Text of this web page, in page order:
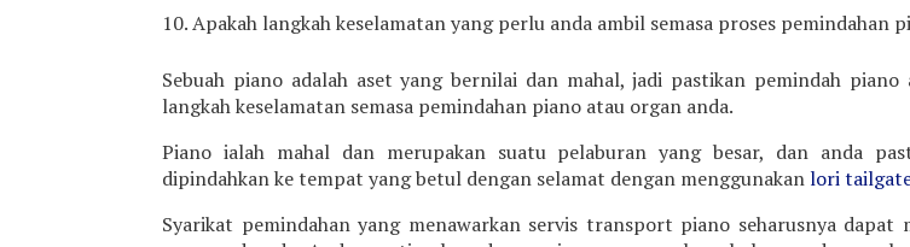
Apakah langkah keselamatan yang perlu anda ambil semasa proses pemindahan
Sebuah piano adalah aset yang bernilai dan mahal, jadi pastikan pemindah piano
langkah keselamatan semasa pemindahan piano atau organ anda.
Piano ialah mahal dan merupakan suatu pelaburan yang besar, dan anda
dipindahkan ke tempat yang betul dengan selamat dengan menggunakanlori
Syarikat pemindahan yang menawarkan servis transport piano seharusnya dapat